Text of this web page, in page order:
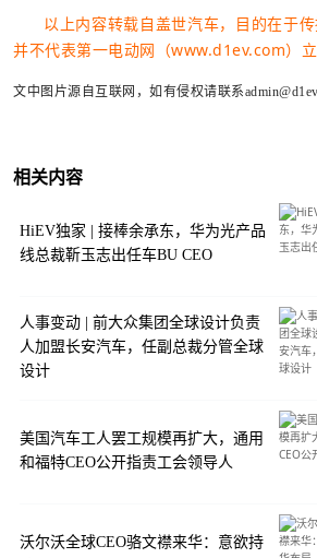
以上内容转载自盖世汽车，目的在于
并不代表第一电动网（www.d1ev.com）立
文中图片源自互联网，如有侵权请联系
相关内容
HiEV独家 | 接棒余承东，华为光产品
线总裁靳玉志出任车BU CEO
人事变动 | 前大众集团全球设计负责
人加盟长安汽车，任副总裁分管全球
设计
美国汽车工人罢工规模再扩大，通用
和福特CEO公开指责工会领导人
沃尔沃全球CEO骆文襟来华：意欲持